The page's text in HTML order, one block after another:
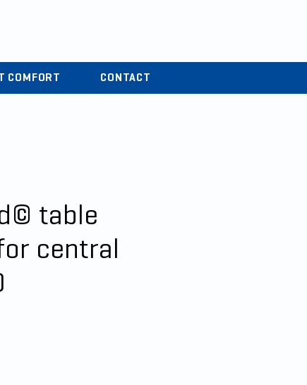
COMFORT CONTACT
table
central